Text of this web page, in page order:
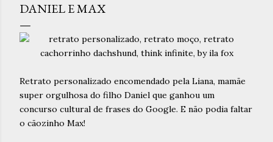
DANIEL E MAX
Retrato personalizado encomendado pela Liana, mamãe
super orgulhosa do filho Daniel que ganhou um
concurso cultural de frases do Google. E não podia faltar
o cãozinho Max!